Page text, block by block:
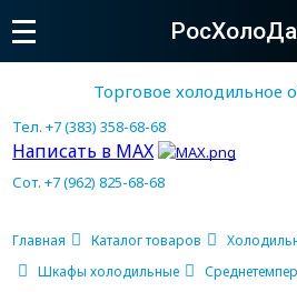
РосХолоДа
Торговое холодильное
Тел. +7 (383) 358-68-68
Написать в MAX
Сот. +7 (962) 825-68-68
Главная Каталог товаров
Шкафы холодильные